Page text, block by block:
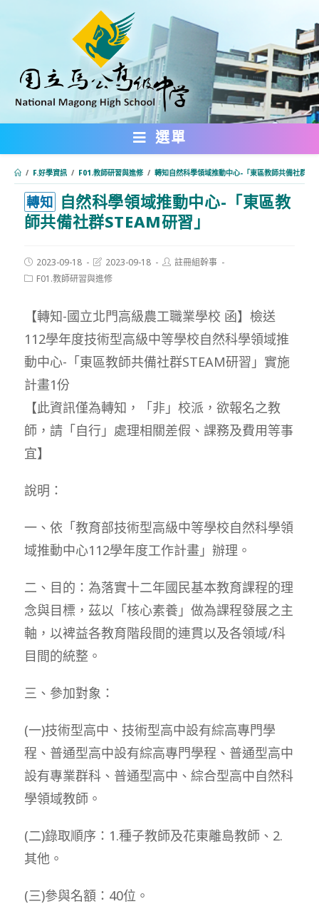
內
選單
/ F.好學資訊 / F01.教師研習與進修 / 轉知自然科學領域推動中心-「東區教師共備社群
轉知 自然科學領域推動中心-「東區教
師共備社群STEAM研習」
Post
published:
2023-09-18
Post
last
modified:
2023-09-18
Post註冊組幹事
PostF01.教師研習與進修
【轉知-國立北門高級農工職業學校 函】檢送
112學年度技術型高級中等學校自然科學領域推
動中心-「東區教師共備社群STEAM研習」實施
計畫1份
【此資訊僅為轉知，「非」校派，欲報名之教
師，請「自行」處理相關差假、課務及費用等事
宜】
說明：
一、依「教育部技術型高級中等學校自然科學領
域推動中心112學年度工作計畫」辦理。
二、目的：為落實十二年國民基本教育課程的理
念與目標，茲以「核心素養」做為課程發展之主
軸，以裨益各教育階段間的連貫以及各領域/科
目間的統整。
三、參加對象：
(一)技術型高中、技術型高中設有綜高專門學
程、普通型高中設有綜高專門學程、普通型高中
設有專業群科、普通型高中、綜合型高中自然科
學領域教師。
(二)錄取順序：1.種子教師及花東離島教師、2.
其他。
(三)參與名額：40位。